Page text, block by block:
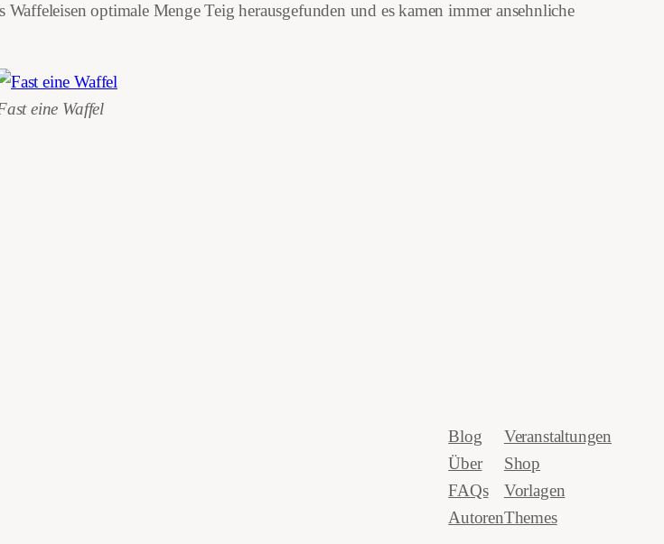
optimale Menge Teig herausgefunden und es kamen immer ansehnliche
eine Waffel
Blog
Über
FAQs
Autoren
Veranstaltungen
Shop
Vorlagen
Themes